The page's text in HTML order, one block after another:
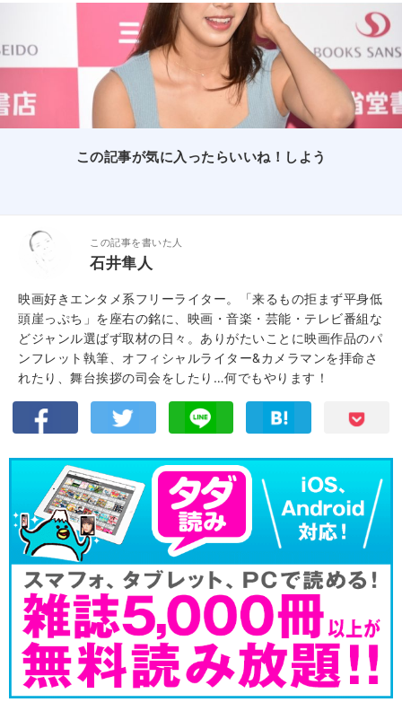
この記事が気に入ったらいいね！しよう
この記事を書いた人
石井隼人
映画好きエンタメ系フリーライター。「来るもの拒まず平身低
頭崖っぷち」を座右の銘に、映画・音楽・芸能・テレビ番組な
どジャンル選ばず取材の日々。ありがたいことに映画作品のパ
ンフレット執筆、オフィシャルライター&カメラマンを拝命さ
れたり、舞台挨拶の司会をしたり…何でもやります！